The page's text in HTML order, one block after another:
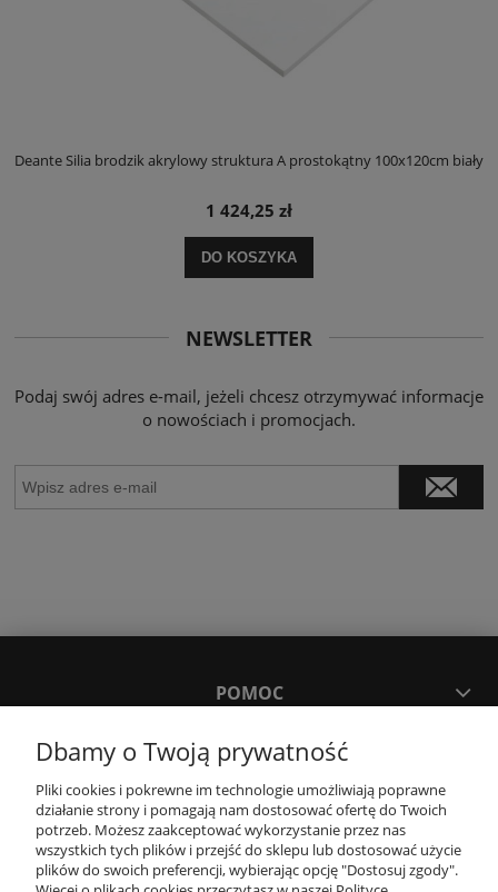
Deante Silia brodzik akrylowy struktura A prostokątny 100x120cm biały
1 424,25 zł
DO KOSZYKA
NEWSLETTER
Podaj swój adres e-mail, jeżeli chcesz otrzymywać informacje
o nowościach i promocjach.
POMOC
MOJE KONTO
PŁATNOŚCI I DOSTAWA
Dbamy o Twoją prywatność
Pliki cookies i pokrewne im technologie umożliwiają poprawne
działanie strony i pomagają nam dostosować ofertę do Twoich
potrzeb. Możesz zaakceptować wykorzystanie przez nas
wszystkich tych plików i przejść do sklepu lub dostosować użycie
plików do swoich preferencji, wybierając opcję "Dostosuj zgody".